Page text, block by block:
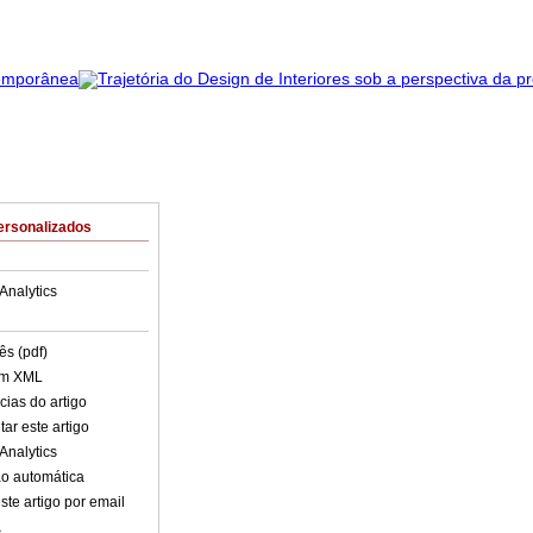
(pdf)
XML
do artigo
este artigo
automática
artigo por email